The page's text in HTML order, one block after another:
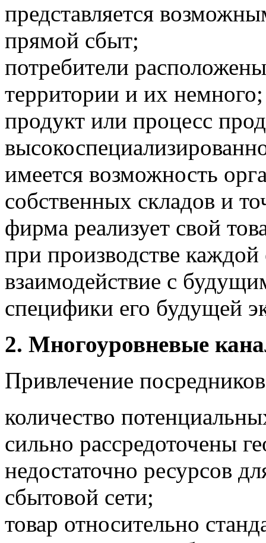
представляется
прямой сбыт;
потребители
территории и их немного;
продукт или процесс
имеется возможность
собственных складов и
фирма реализует свой
при производстве
взаимодействие с
специфики его будущей
2. Многоуровневые
Привлечение
количество
сильно рассредоточены
недостаточно ресурсов
сбытовой сети;
товар относительно